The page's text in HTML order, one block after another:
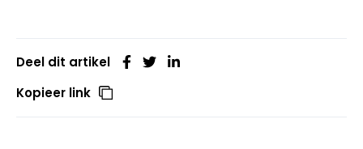
Deel dit artikel
Kopieer link